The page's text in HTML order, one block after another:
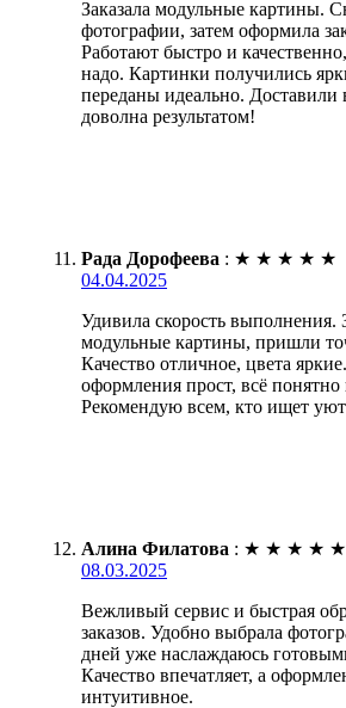
Заказала модульные картины.
фотографии, затем оформила
Работают быстро и
надо. Картинки получились
переданы идеально. Доставили
доволна результатом!
Рада Дорофеева : ★ ★ ★ ★ ★
04.04.2025
Удивила скорость выполнения.
модульные картины, пришли
Качество отличное, цвета
оформления прост, всё понятно
Рекомендую всем, кто ищет
Алина Филатова : ★ ★ ★ ★ ★
08.03.2025
Вежливый сервис и быстрая
заказов. Удобно выбрала
дней уже наслаждаюсь
Качество впечатляет, а
интуитивное.